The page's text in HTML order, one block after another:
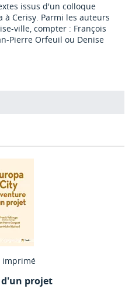
issus d'un colloque
Cerisy. Parmi les auteurs
ville, compter : François
Pierre Orfeuil ou Denise
imprimé
projet